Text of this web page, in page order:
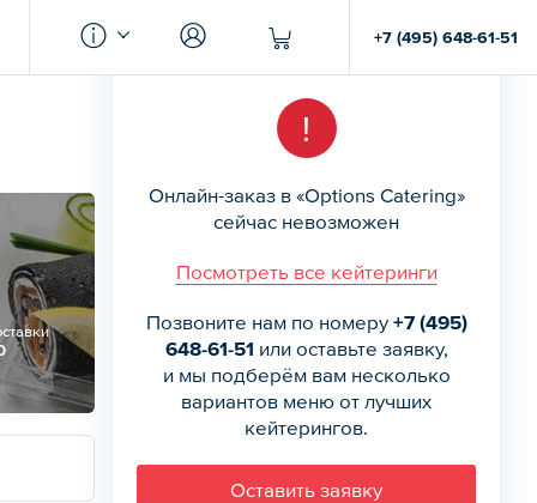
+7 (495) 648-61-51
!
Онлайн-заказ в «Options Catering»
сейчас невозможен
Посмотреть все кейтеринги
Позвоните нам по номеру +7 (495)
648-61-51 или оставьте заявку,
и мы подберём вам несколько
вариантов меню от лучших
кейтерингов.
Оставить заявку